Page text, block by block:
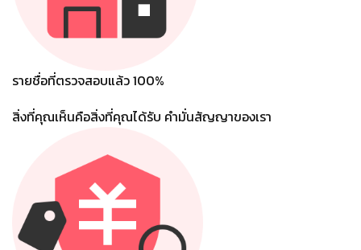
รายชื่อที่ตรวจสอบแล้ว 100%
สิ่งที่คุณเห็นคือสิ่งที่คุณได้รับ คํามั่นสัญญาของเรา